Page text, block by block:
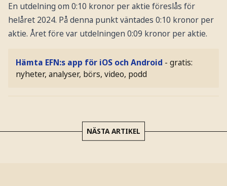
En utdelning om 0:10 kronor per aktie föreslås för
helåret 2024. På denna punkt väntades 0:10 kronor per
aktie. Året före var utdelningen 0:09 kronor per aktie.
Hämta EFN:s app för iOS och Android - gratis:
nyheter, analyser, börs, video, podd
NÄSTA ARTIKEL